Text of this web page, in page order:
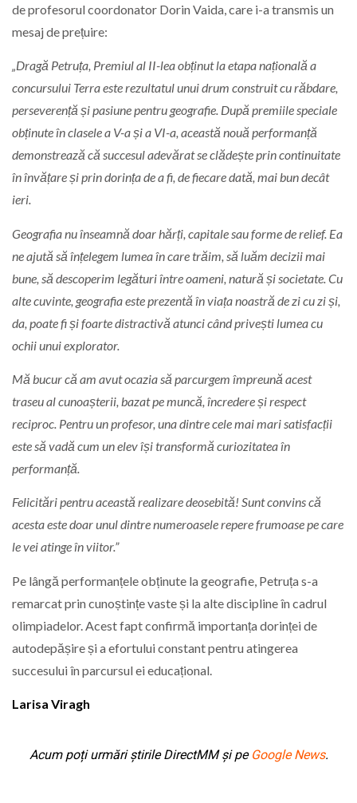
de profesorul coordonator Dorin Vaida, care i-a transmis un
mesaj de prețuire:
„Dragă Petruța, Premiul al II-lea obținut la etapa națională a
concursului Terra este rezultatul unui drum construit cu răbdare,
perseverență și pasiune pentru geografie. După premiile speciale
obținute în clasele a V-a și a VI-a, această nouă performanță
demonstrează că succesul adevărat se clădește prin continuitate
în învățare și prin dorința de a fi, de fiecare dată, mai bun decât
ieri.
Geografia nu înseamnă doar hărți, capitale sau forme de relief. Ea
ne ajută să înțelegem lumea în care trăim, să luăm decizii mai
bune, să descoperim legături între oameni, natură și societate. Cu
alte cuvinte, geografia este prezentă în viața noastră de zi cu zi și,
da, poate fi și foarte distractivă atunci când privești lumea cu
ochii unui explorator.
Mă bucur că am avut ocazia să parcurgem împreună acest
traseu al cunoașterii, bazat pe muncă, încredere și respect
reciproc. Pentru un profesor, una dintre cele mai mari satisfacții
este să vadă cum un elev își transformă curiozitatea în
performanță.
Felicitări pentru această realizare deosebită! Sunt convins că
acesta este doar unul dintre numeroasele repere frumoase pe care
le vei atinge în viitor.”
Pe lângă performanțele obținute la geografie, Petruța s-a
remarcat prin cunoștințe vaste și la alte discipline în cadrul
olimpiadelor. Acest fapt confirmă importanța dorinței de
autodepășire și a efortului constant pentru atingerea
succesului în parcursul ei educațional.
Larisa Viragh
Acum poți urmări știrile DirectMM și pe Google News.